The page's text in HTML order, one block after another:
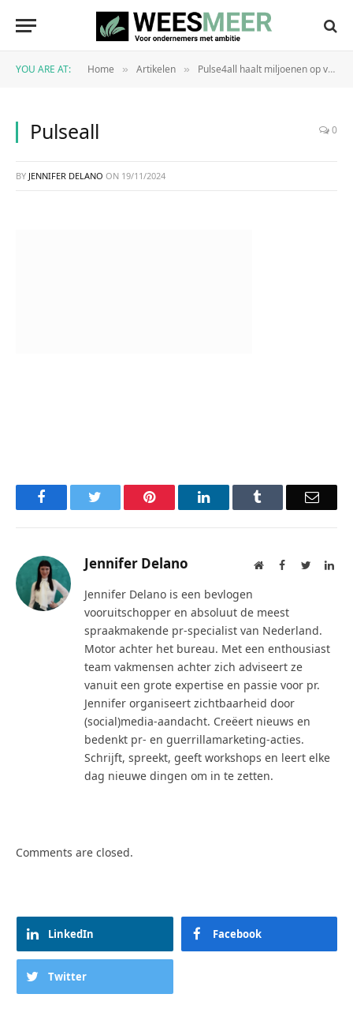
YOU ARE AT: Home » Artikelen » Pulse4all haalt miljoenen op voor aanschaf AED’s
Pulseall 0
BY JENNIFER DELANO ON 19/11/2024
Facebook Pinterest LinkedIn Email
Jennifer Delano WebsiteFacebook
Twitter
Jennifer Delano is een bevlogen
vooruitschopper en absoluut de meest
spraakmakende pr-specialist van Nederland.
Motor achter het bureau. Met een enthousiast
team vakmensen achter zich adviseert ze
vanuit een grote expertise en passie voor pr.
Jennifer organiseert zichtbaarheid door
(social)media-aandacht. Creëert nieuws en
bedenkt pr- en guerrillamarketing-acties.
Schrijft, spreekt, geeft workshops en leert elke
dag nieuwe dingen om in te zetten.
Comments are closed.
LinkedIn Facebook
Twitter